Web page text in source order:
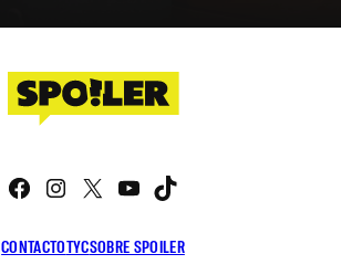
CONTACTOTYCSOBRE SPOILER
Facebook
Instagram
X YouTube